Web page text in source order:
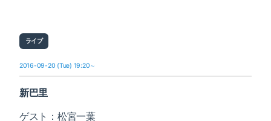
ライブ
2016-09-20 (Tue) 19:20～
新巴里
ゲスト：松宮一葉